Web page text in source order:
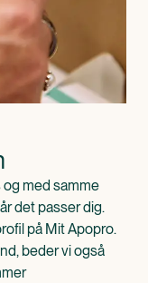
med samme
det passer dig.
på Mit Apopro.
beder vi også